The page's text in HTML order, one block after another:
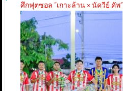
ศึกฟุตซอล “เกาะล้าน × นัควีย์ คัพ”